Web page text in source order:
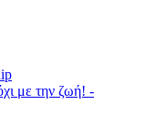
με την ζωή! -